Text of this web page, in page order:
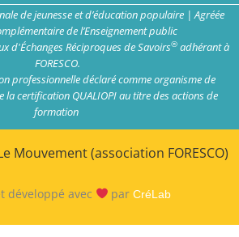
de jeunesse et d’éducation populaire | Agréée
de l’Enseignement public
d'Échanges Réciproques de Savoirs®adhérant à
FORESCO.
professionnelle déclaré comme organisme de
certification QUALIOPI au titre des actions de
formation
Mouvement (association FORESCO)
développé avec parCréLab